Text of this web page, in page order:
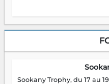
Sookany Trophy, du 17 au